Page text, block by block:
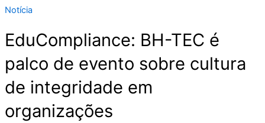
Notícia
EduCompliance: BH-TEC é
palco de evento sobre cultura
de integridade em
organizações